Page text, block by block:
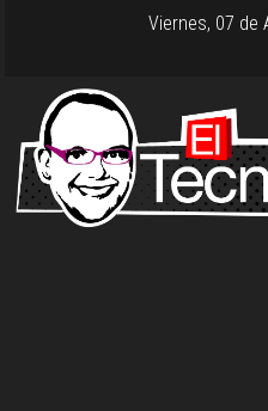
Viernes, 07 de